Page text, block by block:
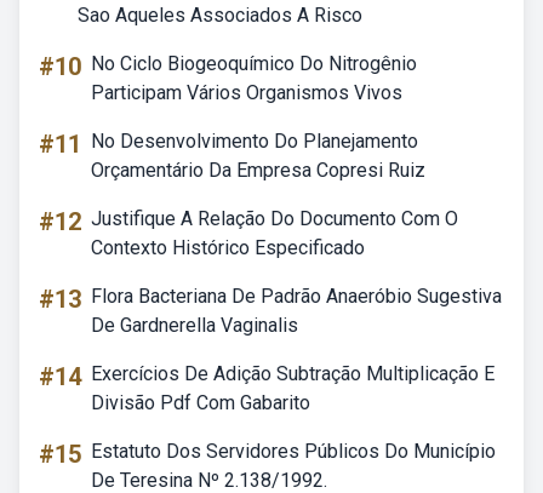
Sao Aqueles Associados A Risco
#10 No Ciclo Biogeoquímico Do Nitrogênio
Participam Vários Organismos Vivos
#11
No Desenvolvimento Do Planejamento
Orçamentário Da Empresa Copresi Ruiz
#12 Justifique A Relação Do Documento Com O
Contexto Histórico Especificado
#13 Flora Bacteriana De Padrão Anaeróbio Sugestiva
De Gardnerella Vaginalis
#14 Exercícios De Adição Subtração Multiplicação E
Divisão Pdf Com Gabarito
#15 Estatuto Dos Servidores Públicos Do Município
De Teresina Nº 2.138/1992.